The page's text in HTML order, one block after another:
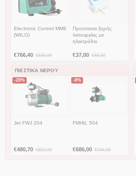
Electronic Control MM9
(WILO)
€766,40 €839,00
Προστασια ξηρής
λειτουργίας με
ηλεκτρόδιο
€37,00 €46,00
ΠΙΕΣΤΙΚΆ ΝΕΡΟΎ
-20%
Jet FWJ 204
€480,70 €602,00
-8%
FMHIL 504
€686,00 €744,00